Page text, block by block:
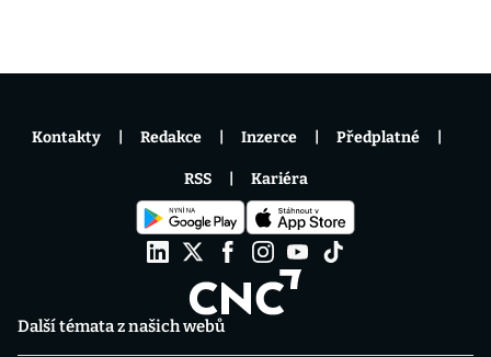
Další témata z našich webů
Kontakty Redakce Inzerce Předplatné
RSS Kariéra